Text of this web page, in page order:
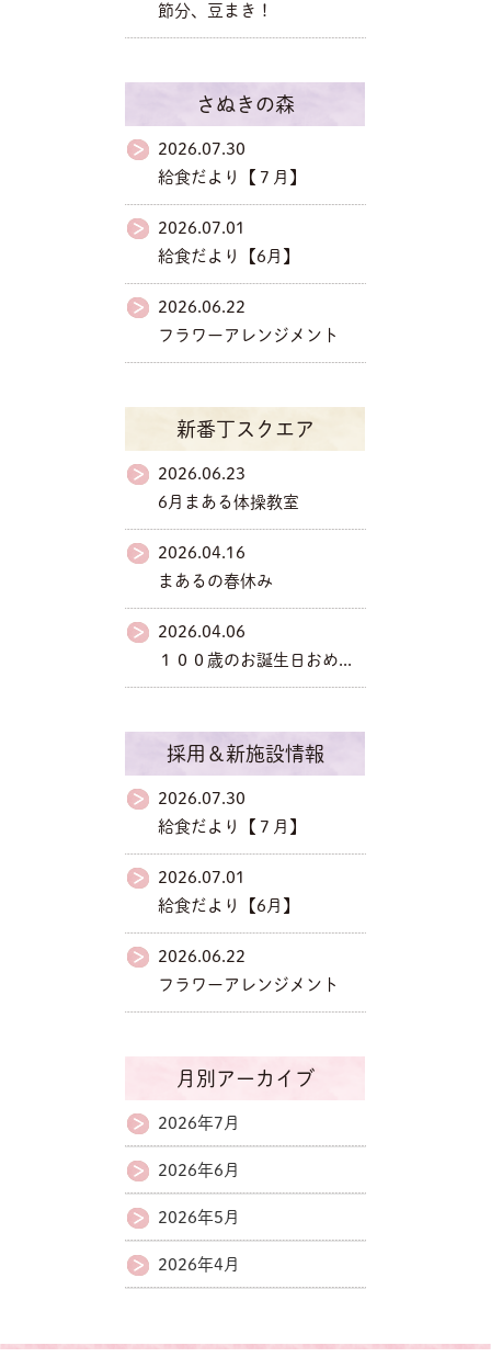
節分、豆まき！
さぬきの森
2026.07.30
給食だより【７月】
2026.07.01
給食だより【6月】
2026.06.22
フラワーアレンジメント
新番丁スクエア
2026.06.23
6月まある体操教室
2026.04.16
まあるの春休み
2026.04.06
１００歳のお誕生日おめ...
採用＆新施設情報
2026.07.30
給食だより【７月】
2026.07.01
給食だより【6月】
2026.06.22
フラワーアレンジメント
月別アーカイブ
2026年7月
2026年6月
2026年5月
2026年4月